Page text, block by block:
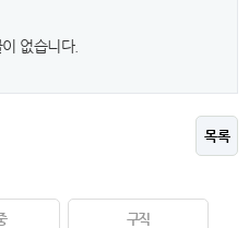
없습니다.
목록
구직